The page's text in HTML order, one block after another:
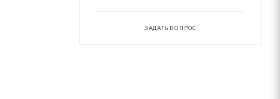
ЗАДАТЬ ВОПРОС